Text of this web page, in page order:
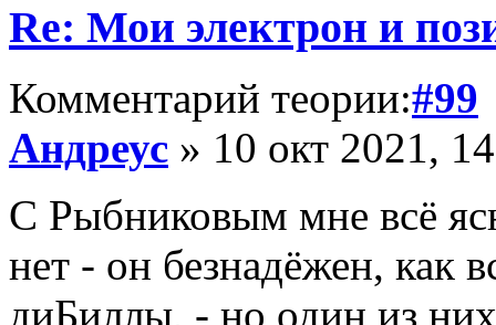
Re: Мои электрон и
Комментарий теории:#99
Андреус » 10 окт 2021,
C Рыбниковым мне всё
нет - он безнадёжен, как
диБиллы, - но один из